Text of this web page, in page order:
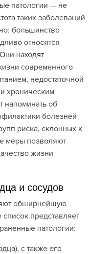
патологии — не
таких заболеваний
большинство
относятся
находят
современного
недостаточной
хроническим
напоминать об
болезней
риска, склонных к
меры позволяют
жизни
и сосудов
обширнейшую
представляет
патологии:
с также его